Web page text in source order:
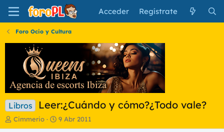
Acceder Regístrate
Foro Ocio y Cultura
Libros Leer:¿Cuándo y cómo?¿Todo vale?
I
n
Cimmerio
F
e
9 Abr 2011